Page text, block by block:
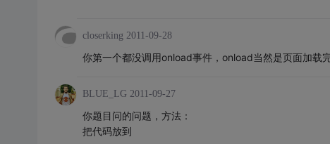
closerking 2011-09-28
你第一个都没调用onload事件，onload当然是页面加载
BLUE_LG 2011-09-27
你题目问的问题，方法：
把代码放到